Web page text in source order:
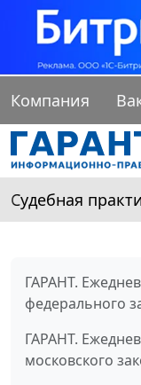
Компания
Судебная
ГАРАНТ.
федерального
ГАРАНТ.
московского